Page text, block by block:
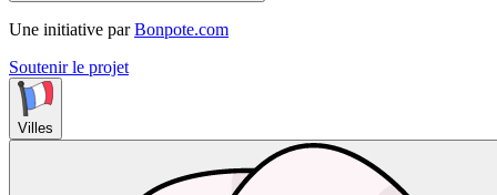
Une initiative par Bonpote.com
Soutenir le projet
Villes